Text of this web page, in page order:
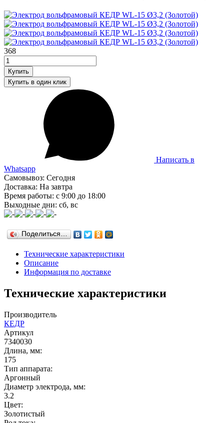
368
Написать в
Whatsapp
Самовывоз: Сегодня
Доставка: На завтра
Время работы: с 9:00 до 18:00
Выходные дни: сб, вс
Поделиться…
Технические характеристики
Описание
Информация по доставке
Технические характеристики
Производитель
КЕДР
Артикул
7340030
Длина, мм:
175
Тип аппарата:
Аргонный
Диаметр электрода, мм:
3.2
Цвет:
Золотистый